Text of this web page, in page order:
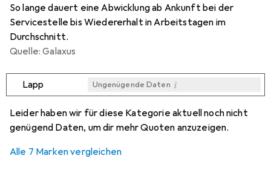
So lange dauert eine Abwicklung ab Ankunft bei der
Servicestelle bis Wiedererhalt in Arbeitstagen im
Durchschnitt.
Quelle: Galaxus
Lapp Ungenügende Daten i
Leider haben wir für diese Kategorie aktuell noch nicht
genügend Daten, um dir mehr Quoten anzuzeigen.
Alle 7 Marken vergleichen